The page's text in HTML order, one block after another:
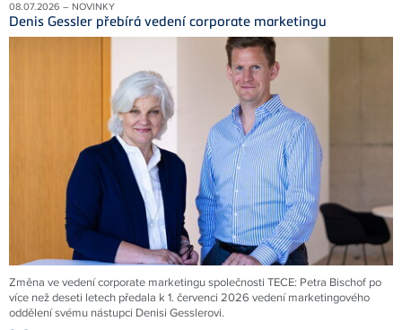
08.07.2026 – NOVINKY
Denis Gessler přebírá vedení corporate marketingu
Změna ve vedení corporate marketingu společnosti TECE: Petra Bischof po
více než deseti letech předala k 1. červenci 2026 vedení marketingového
oddělení svému nástupci Denisi Gesslerovi.